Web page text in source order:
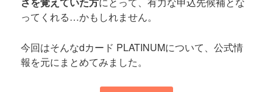
ってくれる…かもしれません。
今回はそんなdカード PLATINUMについて、公式情
報を元にまとめてみました。